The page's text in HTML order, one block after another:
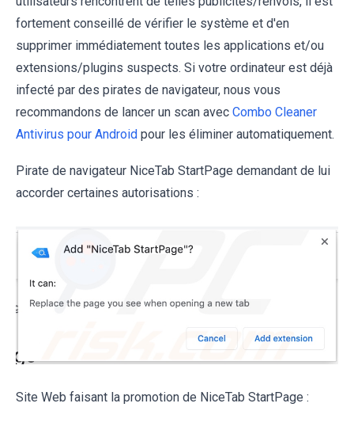
fortement conseillé de vérifier le système et d'en
supprimer immédiatement toutes les applications et/ou
extensions/plugins suspects. Si votre ordinateur est déjà
infecté par des pirates de navigateur, nous vous
recommandons de lancer un scan avec Combo Cleaner
Antivirus pour Android pour les éliminer automatiquement.
Pirate de navigateur NiceTab StartPage demandant de lui
accorder certaines autorisations :
Site Web faisant la promotion de NiceTab StartPage :